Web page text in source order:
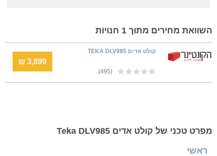
השוואת מחירים מתוך 1 חנויות
קולט אדים TEKA DLV985
(495)
3,899 ₪
מפרט טכני של קולט אדים Teka DLV985
ראשי